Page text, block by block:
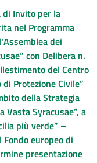
di Invito per la
nel Programma
dei
con Delibera n.
del Centro
Protezione Civile”
della Strategia
Vasta Syracusae”, a
più verde” –
europeo di
presentazione